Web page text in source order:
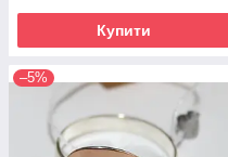
Купити
–5%